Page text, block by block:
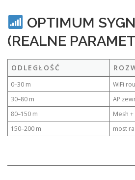
OPTIMUM
(REALNE
ODLEGŁOŚĆ
0–30 m
WiFi
30–80 m
AP
80–150 m
Mesh
150–200 m
most